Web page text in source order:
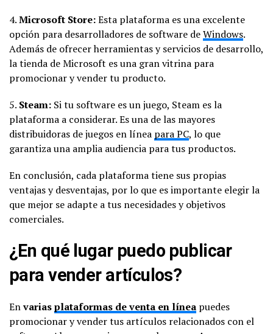
4.Microsoft Store:Esta plataforma es una excelente
opción para desarrolladores de software deWindows.
Además de ofrecer herramientas y servicios de desarrollo,
la tienda de Microsoft es una gran vitrina para
promocionar y vender tu producto.
5. Steam: Si tu software es un juego, Steam es la
plataforma a considerar. Es una de las mayores
distribuidoras de juegos en línea para PC, lo que
garantiza una amplia audiencia para tus productos.
En conclusión, cada plataforma tiene sus propias
ventajas y desventajas, por lo que es importante elegir la
que mejor se adapte a tus necesidades y objetivos
comerciales.
¿En qué lugar puedo publicar
para vender artículos?
Envariasplataformas de venta en línea puedes
promocionar y vender tus artículos relacionados con el